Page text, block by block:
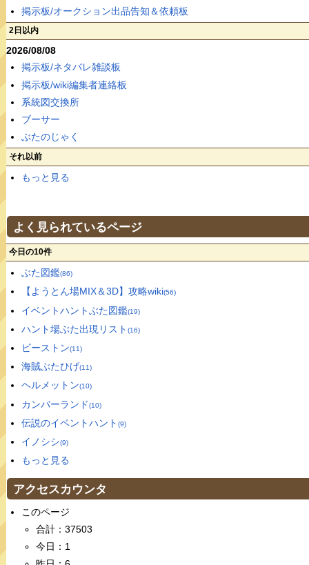
掲示板/オークション出品告知＆依頼板
2日以内
2026/08/08
掲示板/ネタバレ雑談板
掲示板/wiki編集者連絡板
系統図交換所
ブーサー
ぶたのじゃく
それ以前
もっと見る
よく見られているページ
今日の10件
ぶた図鑑(86)
【ようとん場MIX＆3D】攻略wiki(56)
イベントハントぶた図鑑(19)
ハント場ぶた出現リスト (16)
ビーストン(11)
海賊ぶたひげ(11)
ヘルメットン(10)
カンバーランド(10)
伝説のイベントハント (9)
イノシシ(9)
もっと見る
アクセスカウンタ
このページ
合計：37503
今日：1